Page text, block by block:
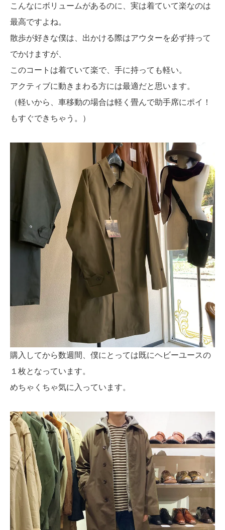
こんなにボリュームがあるのに、実は着ていて楽なのは
最高ですよね。
散歩が好きな僕は、出かける際はアウターを必ず持って
でかけますが、
このコートは着ていて楽で、手に持っても軽い。
アクティブに動きまわる方には最適だと思います。
（軽いから、車移動の場合は軽く畳んで助手席にポイ！
もすぐできちゃう。）
購入してから数週間、僕にとっては既にヘビーユースの
１枚となっています。
めちゃくちゃ気に入っています。